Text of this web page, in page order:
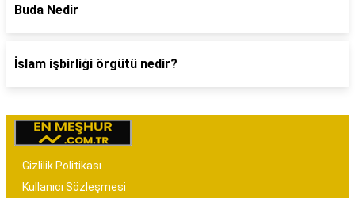
Buda Nedir
İslam işbirliği örgütü nedir?
Gizlilik Politikası
Kullanıcı Sözleşmesi